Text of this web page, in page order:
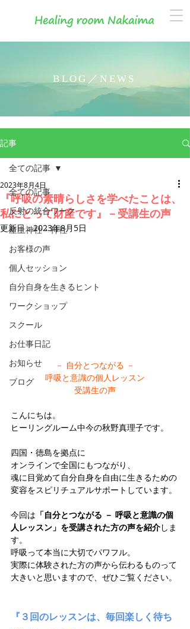
BLOG／NEWS
記事
全ての記事
反射の統合ワーク
産土神社・神社
お客様の声
個人セッション
自分自身を生きるヒント
ワークショップ
スクール
お仕事日記
お知らせ
ブログ
全ての記事
『呼吸の素晴らしさを学べたことは、
私にとって財産です』－受講生の声
2023年8月4日
更新日：2023年8月5日
－ 自分とつながる －
呼吸と意識の個人レッスン
受講生の声
こんにちは。
ヒーリングルーム中今の秋野真理子です。
四国・徳島を拠点に
オンラインで全国にもつながり、
魂に目覚めて自分自身を自由に生きるための
変容をスピリチュアルサポートしています。
今回は 「自分とつながる － 呼吸と意識の個
人レッスン」を受講された方の声を紹介しま
す。
呼吸って本当に大切でパワフル。
実際に体験された方の声から伝わるものって
大きいと思いますので、ぜひご覧ください。
『３回のレッスンは、毎回楽しく待ち